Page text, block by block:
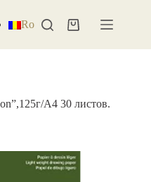
Ro Корзина
A4 30 листов.